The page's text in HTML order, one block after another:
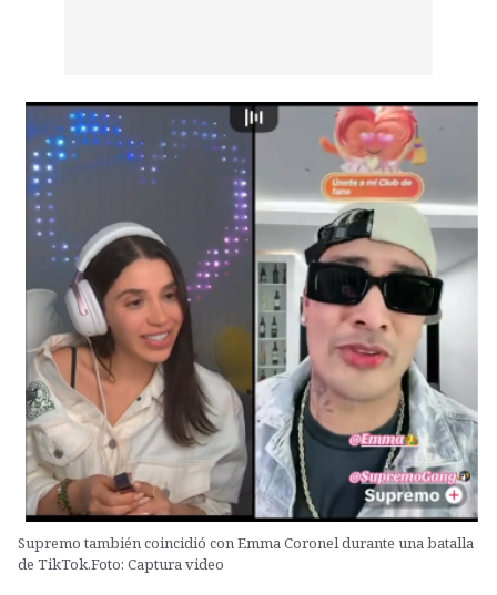
Supremo también coincidió con Emma Coronel durante una batalla
de TikTok.Foto: Captura video